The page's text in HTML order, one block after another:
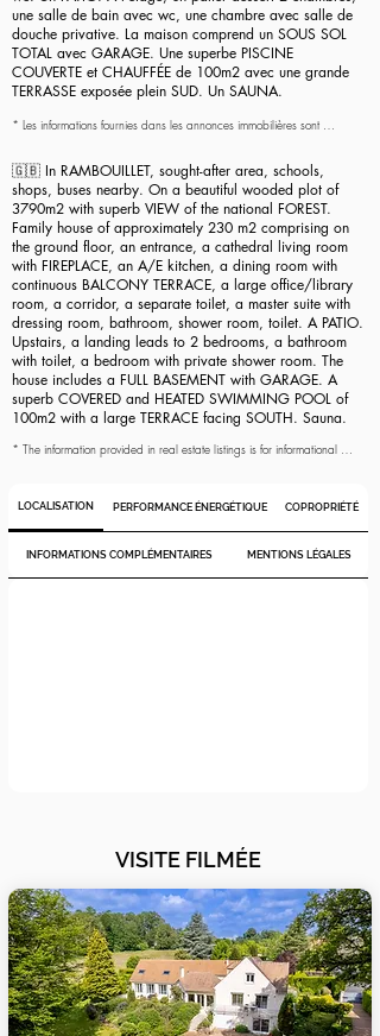
une salle de bain avec wc, une chambre avec salle de
douche privative. La maison comprend un SOUS SOL
TOTAL avec GARAGE. Une superbe PISCINE
COUVERTE et CHAUFFÉE de 100m2 avec une grande
TERRASSE exposée plein SUD. Un SAUNA.
* Les informations fournies dans les annonces immobilières sont
données publiées dans l'annonce et de demander toute information
complémentaire nécessaire. Comme le précise la loi, les surfaces
affichées dans l'annonce sont exprimées en loi Carrez pour les
copropriétés et en surface au sol, approximatives et indicatives, dans
les autres cas. Seules les informations mentionnées dans la promesse de
vente ont une valeur contractuelle.
🇬🇧 In RAMBOUILLET, sought-after area, schools,
shops, buses nearby. On a beautiful wooded plot of
3790m2 with superb VIEW of the national FOREST.
Family house of approximately 230 m2 comprising on
the ground floor, an entrance, a cathedral living room
with FIREPLACE, an A/E kitchen, a dining room with
continuous BALCONY TERRACE, a large office/library
room, a corridor, a separate toilet, a master suite with
dressing room, bathroom, shower room, toilet. A PATIO.
Upstairs, a landing leads to 2 bedrooms, a bathroom
with toilet, a bedroom with private shower room. The
house includes a FULL BASEMENT with GARAGE. A
superb COVERED and HEATED SWIMMING POOL of
100m2 with a large TERRACE facing SOUTH. Sauna.
* The information provided in real estate listings is for informational
listing and to request any additional information needed. As specified
by law, the surfaces displayed in the listing are expressed in Carrez
law for condominiums and as floor area, approximate and indicative,
in other cases. Only the information mentioned in the sales agreement
LOCALISATION PERFORMANCE ÉNERGÉTIQUE COPROPRIÉTÉ
INFORMATIONS COMPLÉMENTAIRES MENTIONS LÉGALES
VISITE FILMÉE